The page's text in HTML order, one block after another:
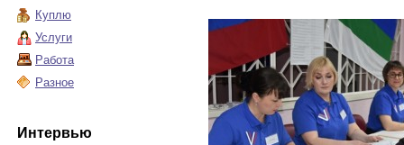
Куплю
Услуги
Работа
Разное
Интервью